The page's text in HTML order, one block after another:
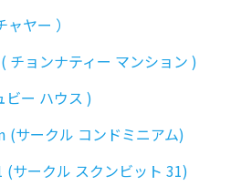
ヤー ）
チョンナティー マンション )
ー ハウス )
サークル コンドミニアム)
サークル スクンビット 31)